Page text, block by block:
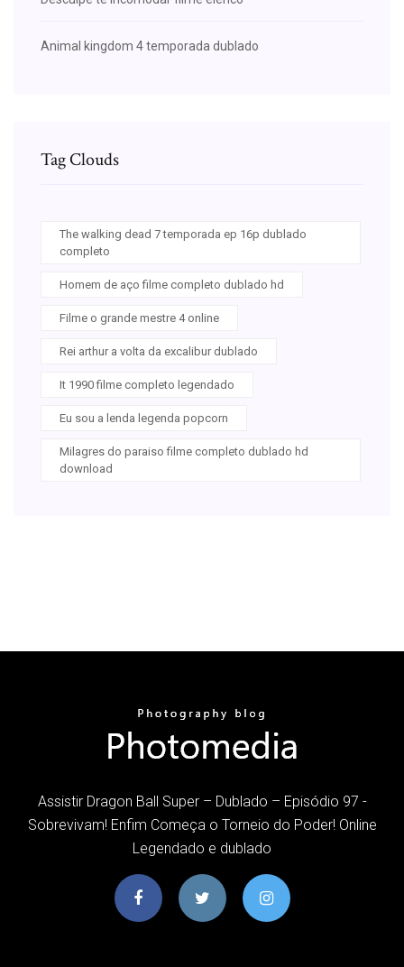
Animal kingdom 4 temporada dublado
Tag Clouds
The walking dead 7 temporada ep 16p dublado
completo
Homem de aço filme completo dublado hd
Filme o grande mestre 4 online
Rei arthur a volta da excalibur dublado
It 1990 filme completo legendado
Eu sou a lenda legenda popcorn
Milagres do paraiso filme completo dublado hd
download
Assistir Dragon Ball Super – Dublado – Episódio 97 -
Sobrevivam! Enfim Começa o Torneio do Poder! Online
Legendado e dublado